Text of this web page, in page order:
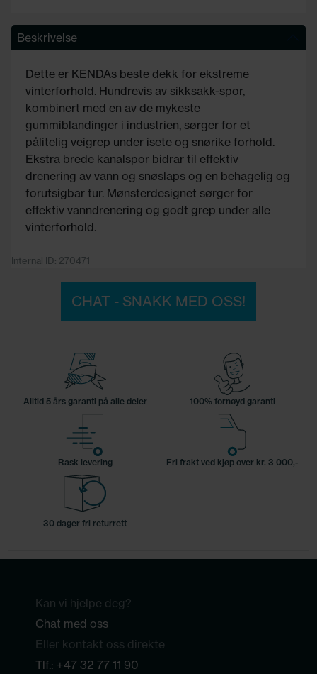
Beskrivelse
Dette er KENDAs beste dekk for ekstreme
vinterforhold. Hundrevis av sikksakk-spor,
kombinert med en av de mykeste
gummiblandinger i industrien, sørger for et
pålitelig veigrep under isete og snørike forhold.
Ekstra brede kanalspor bidrar til effektiv
drenering av vann og snøslaps og en behagelig og
forutsigbar tur. Mønsterdesignet sørger for
effektiv vanndrenering og godt grep under alle
vinterforhold.
Internal ID: 270471
CHAT - SNAKK MED OSS!
Alltid 5 års garanti på alle deler 100% fornøyd garanti
Rask levering Fri frakt ved kjøp over kr. 3 000,-
30 dager fri returrett
Kan vi hjelpe deg?
Chat med oss
Eller kontakt oss direkte
Tlf.: +47 32 77 11 90